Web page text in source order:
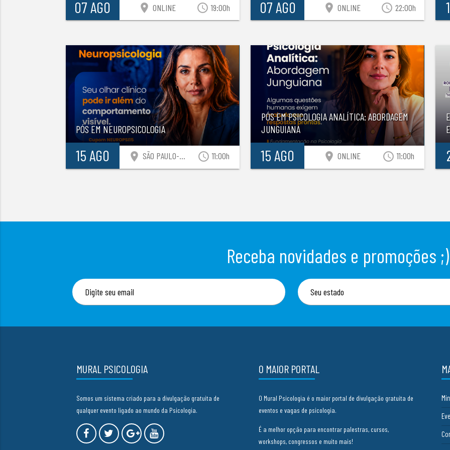
07 AGO location_on ONLINE access_time 19:00h 07 AGO location_on ONLINE access_time 22:00h
PÓS EM NEUROPSICOLOGIA
15 AGO location_on SÃO PAULO-SP access_time 11:00h
PÓS EM PSICOLOGIA ANALÍTICA: ABORDAGEM
JUNGUIANA
15 AGO location_on ONLINE access_time 11:00h
Receba novidades e promoções ;)
MURAL PSICOLOGIA
Somos um sistema criado para a divulgação gratuita de
qualquer evento ligado ao mundo da Psicologia.
O MAIOR PORTAL
O Mural Psicologia é o maior portal de divulgação gratuita de
eventos e vagas de psicologia.
É a melhor opção para encontrar palestras, cursos,
workshops, congressos e muito mais!